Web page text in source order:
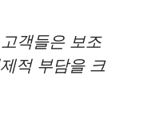
객들은 보조
적 부담을 크